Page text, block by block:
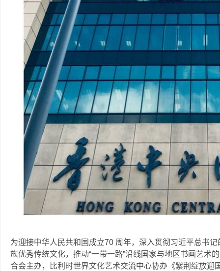
为迎接中华人民共和国成立70 周年，深入贯彻习近平总书
族优秀传统文化，推动“一带一路”沿线国家与地区书画艺术
合会主办，比利时世界文化艺术交流中心协办《紫荆绽放迎